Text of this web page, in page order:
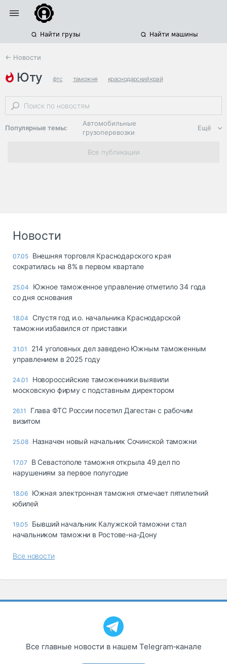
Найти грузы Найти машины
← Новости
юту фтс таможня краснодарский край
Популярные темы:
Автомобильные
грузоперевозки
Региональная
логистика
опасные грузы
страхование
Склады и
грузовые
Коммерческий
транспорт
Спецтехника
запчасти, шины
Ещё
Все публикации
Новости
07.05 Внешняя торговля Краснодарского края
сократилась на 8% в первом квартале
25.04
Южное таможенное управление отметило 34 года
со дня основания
18.04
Спустя год и.о. начальника Краснодарской
таможни избавился от приставки
31.01
214 уголовных дел заведено Южным таможенным
управлением в 2025 году
24.01
Новороссийские таможенники выявили
московскую фирму с подставным директором
26.11
Глава ФТС России посетил Дагестан с рабочим
визитом
25.08 Назначен новый начальник Сочинской таможни
17.07
В Севастополе таможня открыла 49 дел по
нарушениям за первое полугодие
18.06 Южная электронная таможня отмечает пятилетний
юбилей
19.05 Бывший начальник Калужской таможни стал
начальником таможни в Ростове-на-Дону
Все новости
Все главные новости в нашем Telegram‑канале